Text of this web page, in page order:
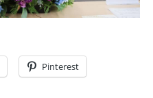
Pinterest